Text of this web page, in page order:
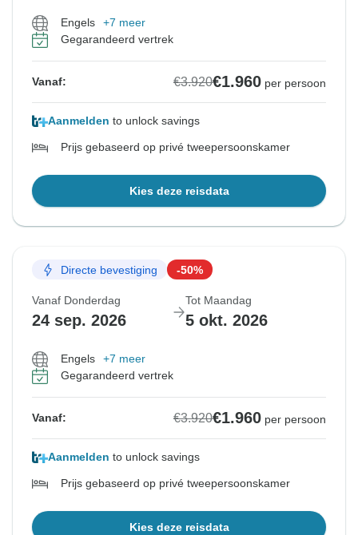
Engels
+7 meer
Gegarandeerd vertrek
Vanaf: €3.920€1.960 per persoon
Aanmelden to unlock savings
Prijs gebaseerd op privé tweepersoonskamer
Kies deze reisdata
Directe bevestiging -50%
Vanaf Donderdag
24 sep. 2026
Tot Maandag
5 okt. 2026
Engels
+7 meer
Gegarandeerd vertrek
Vanaf: €3.920€1.960 per persoon
Aanmelden to unlock savings
Prijs gebaseerd op privé tweepersoonskamer
Kies deze reisdata